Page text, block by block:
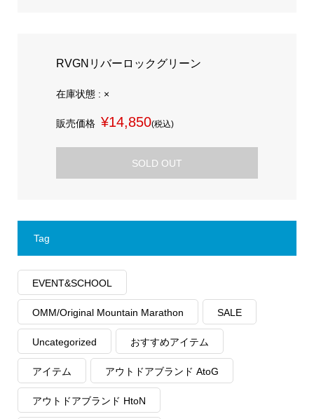
RVGNリバーロックグリーン
在庫状態 : ×
販売価格 ¥14,850(税込)
SOLD OUT
Tag
EVENT&SCHOOL
OMM/Original Mountain Marathon SALE
Uncategorized おすすめアイテム
アイテム アウトドアブランド AtoG
アウトドアブランド HtoN